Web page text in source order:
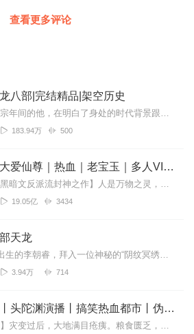
查看更多评论
八部|完结精品|架空历史
重生北宋神宗年间的他，在明白了身处的时代背景跟热血江湖，他就默默许下两个宏愿。一要挽救即将倾覆的北宋朝命运，复兴属于炎黄子孙的汉唐盛世，让外族不敢轻易踏进国...
183.94万 500
蛊真人｜大爱仙尊｜热血｜老宝玉｜多人VIP免费有声剧
内容简介【黑暗文反派流封神之作】人是万物之灵，蛊是天地真精。一个穿越者不断重生的故事。一个养蛊、炼蛊、用蛊的奇特世界。配音组（男角色）老宝玉旁白...
19.05亿 3434
天龙
“阴时阴月”出生的李朝睿，拜入一位神秘的“阴纹冥绣师”门下。用黄皮子血、乌鸡血、乃至死人血和独特针法，在人身纹刻特定图案，向鬼神“借力”，实现改命、招财、驱邪、...
3.94万 714
第九特区丨头陀渊演播丨搞笑热血都市丨伪戒丨VIP免费多人有声剧
【内容简介】灾变过后，大地满目疮痍。粮食匮乏，资源紧俏，局势混乱……一位从待规划区杀出来的青年，背对着漫天黄沙，孤身来到九区谋生，却不曾想偶然结识三五好友，一念...